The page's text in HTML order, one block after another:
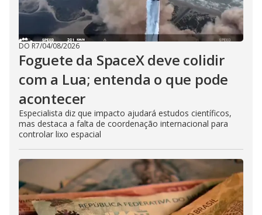
DO R7/04/08/2026
Foguete da SpaceX deve colidir
com a Lua; entenda o que pode
acontecer
Especialista diz que impacto ajudará estudos científicos,
mas destaca a falta de coordenação internacional para
controlar lixo espacial